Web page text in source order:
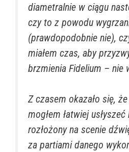
diametralnie w ciągu
czy to z powodu
(prawdopodobnie nie),
miałem czas, aby
brzmienia Fidelium – nie
Z czasem okazało się,
mogłem łatwiej
rozłożony na scenie
za partiami danego